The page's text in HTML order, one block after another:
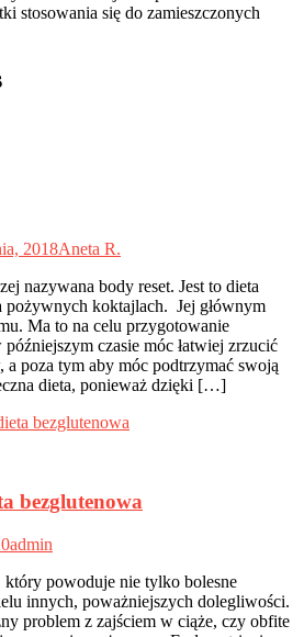
stosowania się do zamieszczonych
2018Aneta R.
nazywana body reset. Jest to dieta
pożywnych koktajlach. Jej głównym
Ma to na celu przygotowanie
czasie móc łatwiej zrzucić
poza tym aby móc podtrzymać swoją
dieta, ponieważ dzięki […]
bezglutenowa
admin
który powoduje nie tylko bolesne
innych, poważniejszych dolegliwości.
problem z zajściem w ciąże, czy obfite